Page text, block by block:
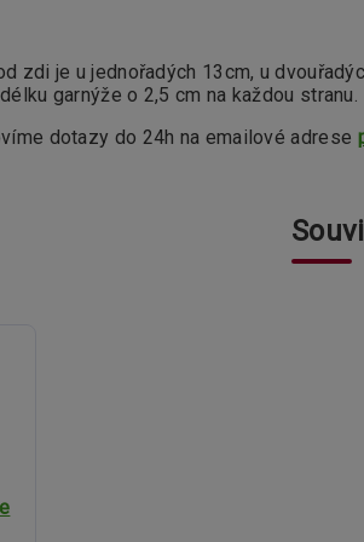
zdi je u jednořadých 13cm, u
garnýže o 2,5 cm na každou stranu.
dotazy do 24h na emailové adrese